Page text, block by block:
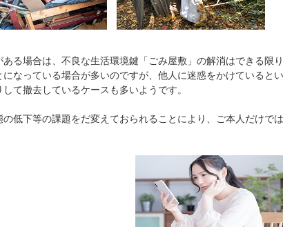
る場合は、不良な生活環境鍵「ごみ屋敷」の解消はできる限り
なっている場合が多いのですが、他人に迷惑をかけているとい
て撤去しているケースも多いようです。
低下等の課題をだ変えておられることにより、ご本人だけでは